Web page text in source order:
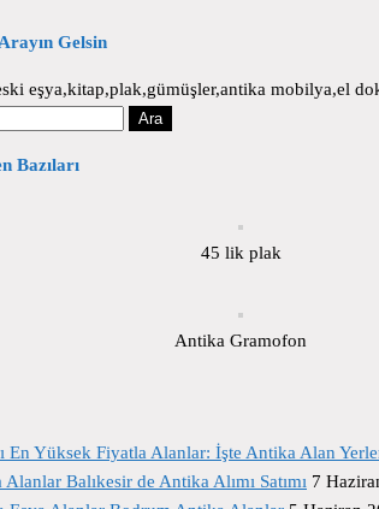
Gelsin
eşya,kitap,plak,gümüşler,antika mobilya,el
Bazıları
45 lik plak
Antika Gramofon
En Yüksek Fiyatla Alanlar: İşte Antika Alan
Balıkesir de Antika Alımı Satımı 7